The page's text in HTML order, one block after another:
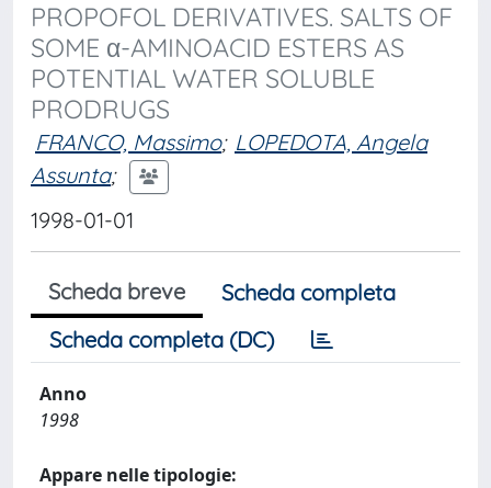
PROPOFOL DERIVATIVES. SALTS OF
SOME α-AMINOACID ESTERS AS
POTENTIAL WATER SOLUBLE
PRODRUGS
FRANCO, Massimo; LOPEDOTA, Angela
Assunta;
1998-01-01
Scheda breve
Scheda completa
Scheda completa (DC)
Anno
1998
Appare nelle tipologie: